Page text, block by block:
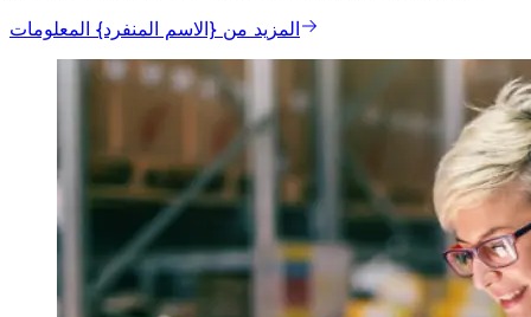
المزيد من {الاسم المنفرد} المعلومات